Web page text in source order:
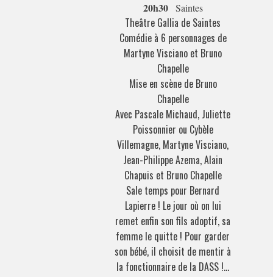
20h30 Saintes
Theâtre Gallia de Saintes
Comédie à 6 personnages de
Martyne Visciano et Bruno
Chapelle
Mise en scène de Bruno
Chapelle
Avec Pascale Michaud, Juliette
Poissonnier ou Cybèle
Villemagne, Martyne Visciano,
Jean-Philippe Azema, Alain
Chapuis et Bruno Chapelle
Sale temps pour Bernard
Lapierre ! Le jour où on lui
remet enfin son fils adoptif, sa
femme le quitte ! Pour garder
son bébé, il choisit de mentir à
la fonctionnaire de la DASS !…